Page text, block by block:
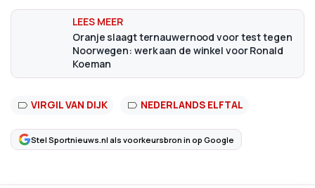
Oranje slaagt ternauwernood voor test tegen
Noorwegen: werk aan de winkel voor Ronald
Koeman
VIRGIL VAN DIJK NEDERLANDS ELFTAL
Stel Sportnieuws.nl als voorkeursbron in op Google